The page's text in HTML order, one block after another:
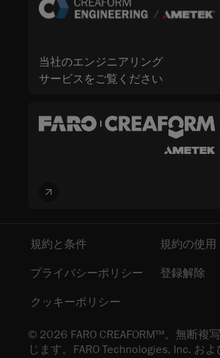
当社のエンジニアリング
サービスをご覧ください
© 2026 FARO CREAFORM™。無断複
じます。FARO Technologies, Inc. お
規約と条件 規約の使用
プライバシーポリシー 登録解除
クッキーポリシー